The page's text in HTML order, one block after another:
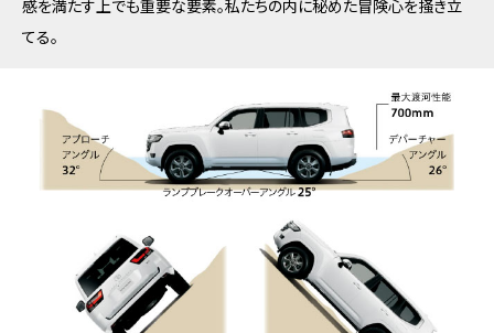
感を満たす上でも重要な要素。私たちの内に秘めた冒険心を掻き立
てる。